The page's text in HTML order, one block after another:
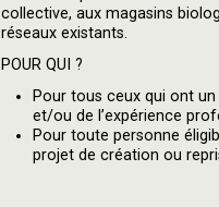
collective, aux magasins
réseaux existants.
POUR QUI ?
Pour tous ceux qui ont
et/ou de l’expérience
Pour toute personne
projet de création ou